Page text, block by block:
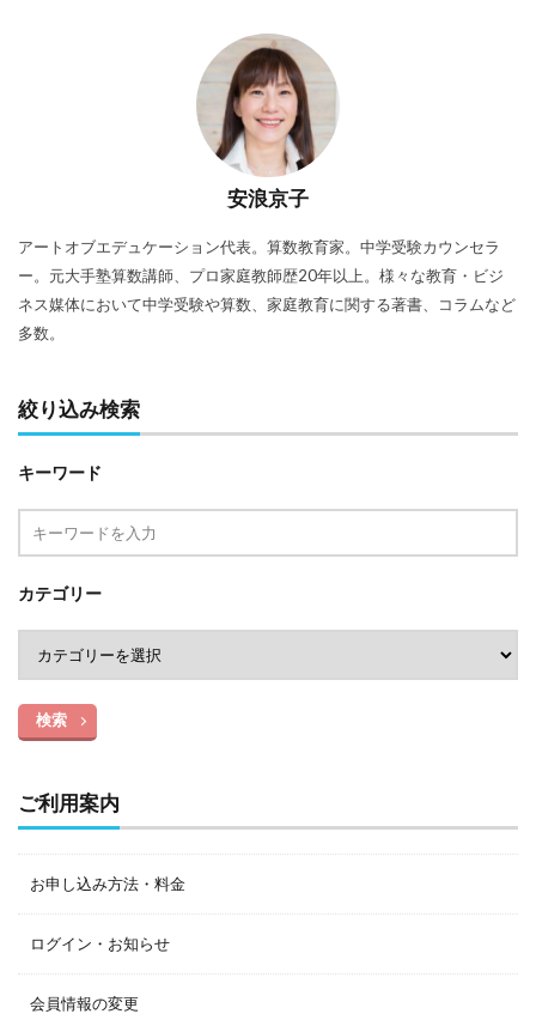
安浪京子
アートオブエデュケーション代表。算数教育家。中学受験カウンセラ
ー。元大手塾算数講師、プロ家庭教師歴20年以上。様々な教育・ビジ
ネス媒体において中学受験や算数、家庭教育に関する著書、コラムなど
多数。
絞り込み検索
キーワード
カテゴリー
検索
ご利用案内
お申し込み方法・料金
ログイン・お知らせ
会員情報の変更